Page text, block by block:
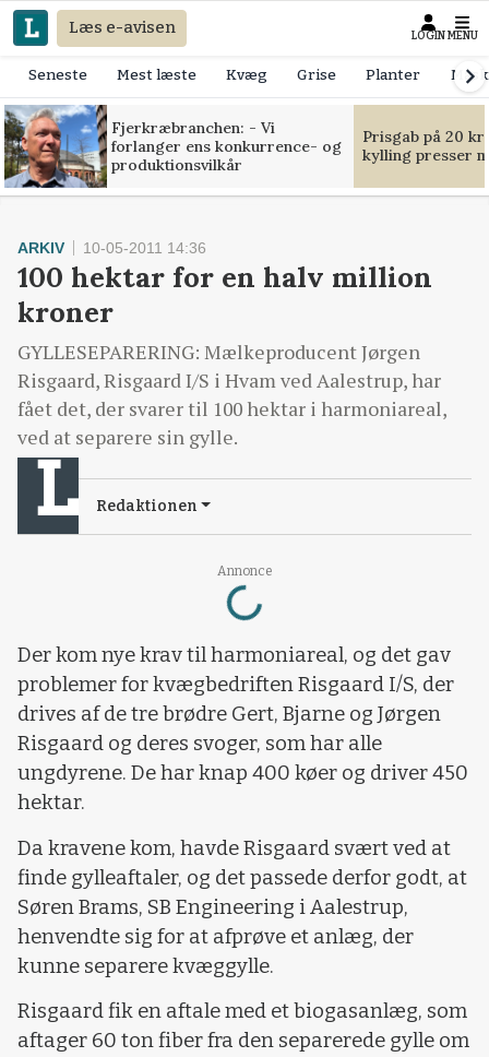
Læs e-avisen LOGIN MENU
Seneste Mest læste Kvæg Grise Planter
Fjerkræbranchen: - Vi
forlanger ens konkurrence- og
produktionsvilkår
Prisgab på 20
kylling presser
Annonce
Loading...
ARKIV 10-05-2011 14:36
100 hektar for en halv million
kroner
GYLLESEPARERING: Mælkeproducent Jørgen
Risgaard, Risgaard I/S i Hvam ved Aalestrup, har
fået det, der svarer til 100 hektar i harmoniareal,
ved at separere sin gylle.
Redaktionen
Der kom nye krav til harmoniareal, og det gav
problemer for kvægbedriften Risgaard I/S, der
drives af de tre brødre Gert, Bjarne og Jørgen
Risgaard og deres svoger, som har alle
ungdyrene. De har knap 400 køer og driver 450
hektar.
Da kravene kom, havde Risgaard svært ved at
finde gylleaftaler, og det passede derfor godt, at
Søren Brams, SB Engineering i Aalestrup,
henvendte sig for at afprøve et anlæg, der
kunne separere kvæggylle.
Risgaard fik en aftale med et biogasanlæg, som
aftager 60 ton fiber fra den separerede gylle om